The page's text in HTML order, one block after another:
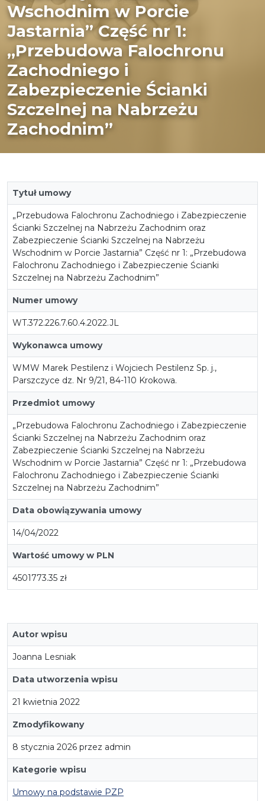
Wschodnim w Porcie
Jastarnia” Część nr 1:
„Przebudowa Falochronu
Zachodniego i
Zabezpieczenie Ścianki
Szczelnej na Nabrzeżu
Zachodnim”
Tytuł umowy
„Przebudowa Falochronu Zachodniego i Zabezpieczenie
Ścianki Szczelnej na Nabrzeżu Zachodnim oraz
Zabezpieczenie Ścianki Szczelnej na Nabrzeżu
Wschodnim w Porcie Jastarnia” Część nr 1: „Przebudowa
Falochronu Zachodniego i Zabezpieczenie Ścianki
Szczelnej na Nabrzeżu Zachodnim”
Numer umowy
WT.372.226.7.60.4.2022.JL
Wykonawca umowy
WMW Marek Pestilenz i Wojciech Pestilenz Sp. j.,
Parszczyce dz. Nr 9/21, 84-110 Krokowa.
Przedmiot umowy
„Przebudowa Falochronu Zachodniego i Zabezpieczenie
Ścianki Szczelnej na Nabrzeżu Zachodnim oraz
Zabezpieczenie Ścianki Szczelnej na Nabrzeżu
Wschodnim w Porcie Jastarnia” Część nr 1: „Przebudowa
Falochronu Zachodniego i Zabezpieczenie Ścianki
Szczelnej na Nabrzeżu Zachodnim”
Data obowiązywania umowy
14/04/2022
Wartość umowy w PLN
4501773.35 zł
Autor wpisu
Joanna Lesniak
Data utworzenia wpisu
21 kwietnia 2022
Zmodyfikowany
8 stycznia 2026 przez admin
Kategorie wpisu
Umowy na podstawie PZP